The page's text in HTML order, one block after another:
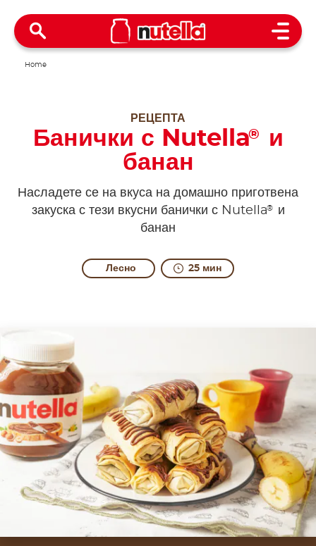
Open
Home
РЕЦЕПТА
Банички с Nutella®
и
банан
Насладете се на вкуса на домашно приготвена
закуска с тези вкусни банички с Nutella®
и
банан
Лесно 25 мин